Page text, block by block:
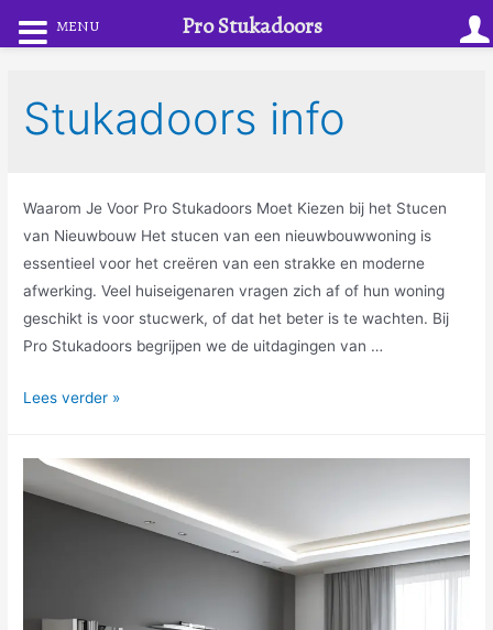
Stukadoors info
Waarom Je Voor Pro Stukadoors Moet Kiezen bij het Stucen
van Nieuwbouw Het stucen van een nieuwbouwwoning is
essentieel voor het creëren van een strakke en moderne
afwerking. Veel huiseigenaren vragen zich af of hun woning
geschikt is voor stucwerk, of dat het beter is te wachten. Bij
Pro Stukadoors begrijpen we de uitdagingen van …
Lees verder »
MENU Pro Stukadoors